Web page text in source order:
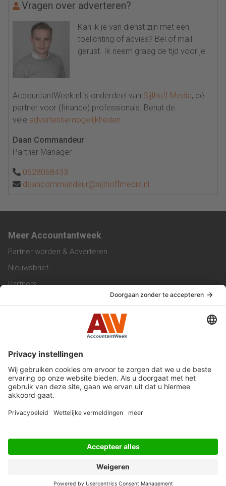
Vragen over adverteren?
Kan ik je van dienst zijn met een
toelichting of advies? Bel of mail
gerust. Ik neem graag de tijd voor je.
AccountantWeek.nl is onderdeel van Sijthoff Media, dé
partner voor (finance) professionals. Benut de
vele advertentiemogelijkheden.
Daan Commandeur
Partner Manager
0628068433
daancommandeur@sijthoffmedia.nl
Meer Accountantweek
Partner worden & Adverteren
Nieuwsbrief
Partners
Werken bij ons
Privacy Statement
Algemene Voorwaarden
Privacyinstellingen